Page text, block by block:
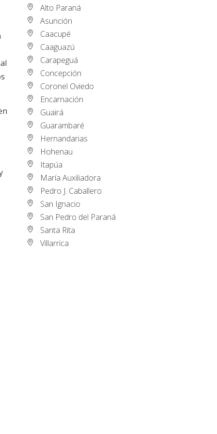
Alto Paraná
Asunción
Caacupé
Caaguazú
Carapeguá
Concepción
Coronel Oviedo
Encarnación
Guairá
Guarambaré
Hernandarias
Hohenau
Itapúa
María Auxiliadora
Pedro J. Caballero
San Ignacio
San Pedro del Paraná
Santa Rita
Villarrica